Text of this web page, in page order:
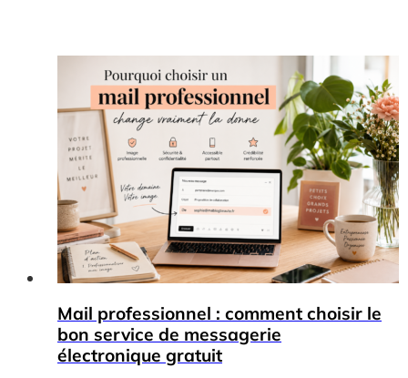
Mail professionnel : comment choisir le
bon service de messagerie
électronique gratuit